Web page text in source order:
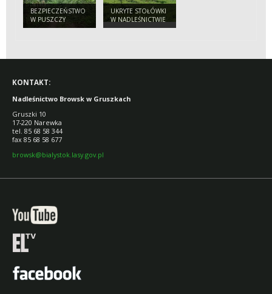
BEZPIECZEŃSTWO
W PUSZCZY
BIAŁOWIESKIEJ.
UKRYTE STOŁÓWKI
W NADLEŚNICTWIE
BROWSK. SKĄD SIĘ
KONTAKT:
Nadleśnictwo Browsk w Gruszkach
Gruszki 10
17-220 Narewka
tel. 85 68 58 344
fax 85 68 58 677
browsk@bialystok.lasy.gov.pl